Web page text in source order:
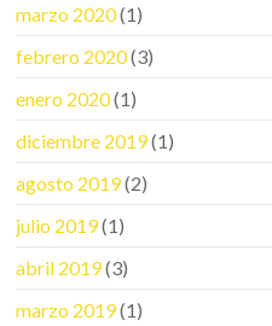
marzo 2020(1)
febrero 2020(3)
enero 2020(1)
diciembre 2019(1)
agosto 2019(2)
julio 2019(1)
abril 2019(3)
marzo 2019(1)